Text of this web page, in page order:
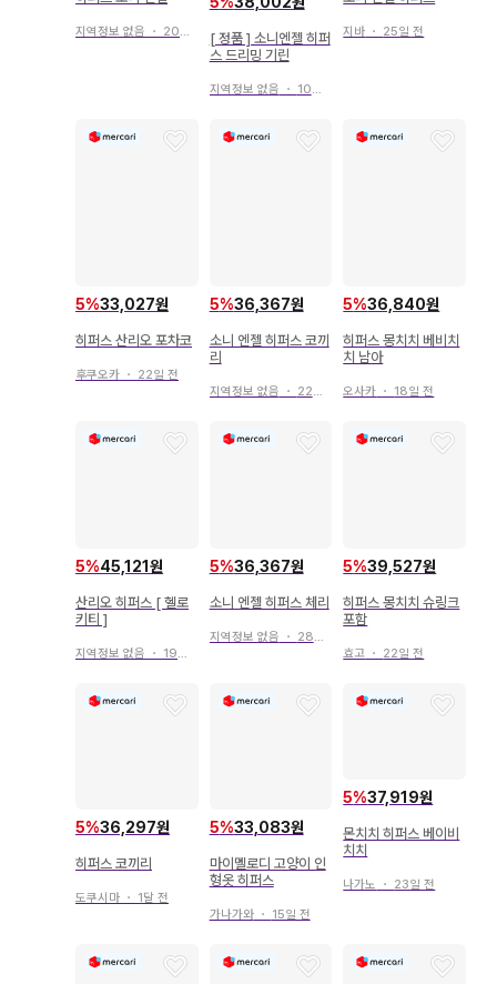
지역정보 없음 ・ 20일 전
[ 정품 ] 소니엔젤 히퍼
스 드리밍 기린
지역정보 없음 ・ 10일 전
지바 ・ 25일 전
5%33,027원
히퍼스 산리오 포차코
후쿠오카 ・ 22일 전
5%36,367원
소니 엔젤 히퍼스 코끼
리
지역정보 없음 ・ 22일 전
5%36,840원
히퍼스 몽치치 베비치
치 남아
오사카 ・ 18일 전
5%45,121원
산리오 히퍼스 [ 헬로
키티 ]
지역정보 없음 ・ 19일 전
5%36,367원
소니 엔젤 히퍼스 체리
지역정보 없음 ・ 28일 전
5%39,527원
히퍼스 몽치치 슈링크
포함
효고 ・ 22일 전
5%36,297원
히퍼스 코끼리
도쿠시마 ・ 1달 전
5%33,083원
마이멜로디 고양이 인
형옷 히퍼스
가나가와・ 15일 전
5%37,919원
몬치치 히퍼스 베이비
치치
나가노 ・ 23일 전